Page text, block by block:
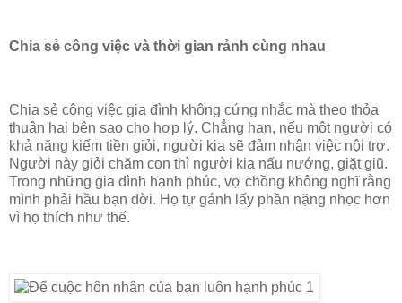
Chia sẻ công việc và thời gian rảnh cùng nhau
Chia sẻ công việc gia đình không cứng nhắc mà theo thỏa
thuận hai bên sao cho hợp lý. Chẳng hạn, nếu một người có
khả năng kiếm tiền giỏi, người kia sẽ đảm nhận việc nội trợ.
Người này giỏi chăm con thì người kia nấu nướng, giặt giũ.
Trong những gia đình hạnh phúc, vợ chồng không nghĩ rằng
mình phải hầu bạn đời. Họ tự gánh lấy phần nặng nhọc hơn
vì họ thích như thế.